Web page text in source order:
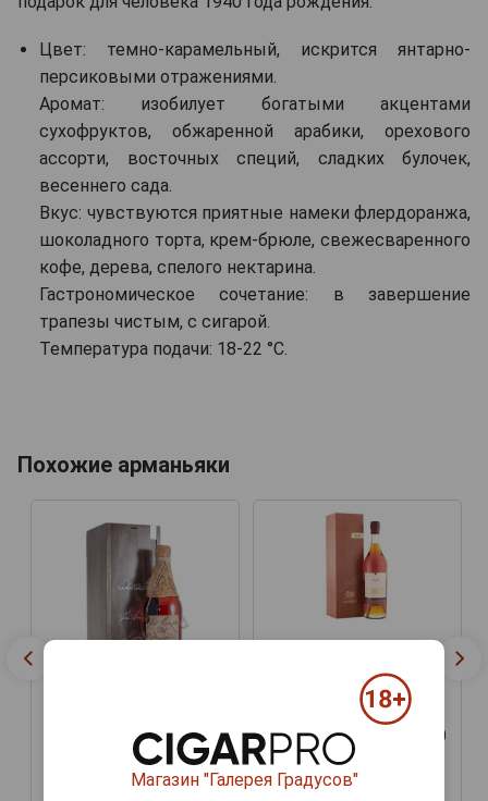
Цвет: темно-карамельный, искрится янтарно-
персиковыми отражениями.
Аромат: изобилует богатыми акцентами
сухофруктов, обжаренной арабики, орехового
ассорти, восточных специй, сладких булочек,
весеннего сада.
Вкус: чувствуются приятные намеки флердоранжа,
шоколадного торта, крем-брюле, свежесваренного
кофе, дерева, спелого нектарина.
Гастрономическое сочетание: в завершение
трапезы чистым, с сигарой.
Температура подачи: 18-22 °C.
Похожие арманьяки
Christeau Millesime 1940
years Арманьяк Сент
Кристо Миллезимэ 1940
Armagnac Saint
Christeau Millesime 1940
years Арманьяк Сент
Кристо Миллезимэ 1940
года 0.7л в деревянной
коробке
Магазин "Галерея Градусов"